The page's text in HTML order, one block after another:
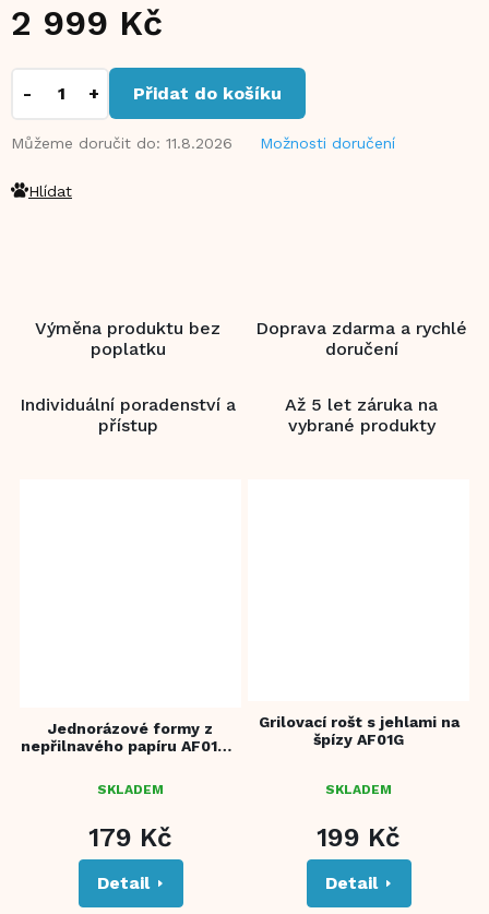
2 999 Kč
Můžeme doručit do: 11.8.2026 Možnosti doručení
Přidat do košíku
Hlídat
Výměna produktu bez
poplatku
Doprava zdarma a rychlé
doručení
Individuální poradenství a
přístup
Až 5 let záruka na
vybrané produkty
Jednorázové formy z
nepřilnavého papíru AF01D -
SKLADEM
179 Kč
Detail
Grilovací rošt s jehlami na
špízy AF01G
SKLADEM
199 Kč
Detail